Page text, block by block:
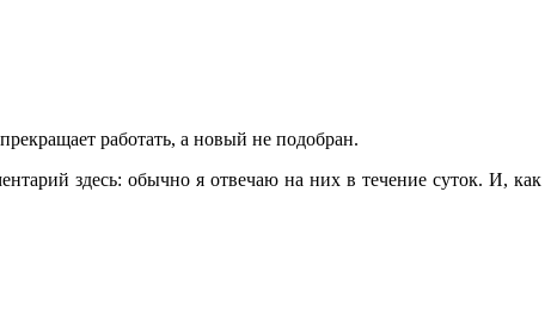
работать, а новый не подобран.
здесь: обычно я отвечаю на них в течение суток. И, как